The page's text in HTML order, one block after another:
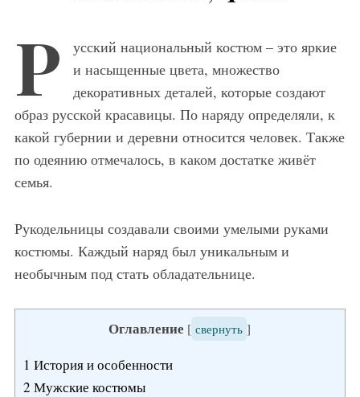
Р
усский национальный костюм – это яркие
и насыщенные цвета, множество
декоративных деталей, которые создают
образ русской красавицы. По наряду определяли, к
какой губернии и деревни относится человек. Также
по одеянию отмечалось, в каком достатке живёт
семья.
Рукодельницы создавали своими умелыми руками
костюмы. Каждый наряд был уникальным и
необычным под стать обладательнице.
Оглавление [ свернуть ]
1 История и особенности
2 Мужские костюмы